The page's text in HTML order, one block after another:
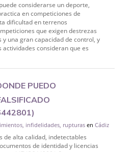
considerarse un deporte,
en competiciones de
dificultad en terrenos
que exigen destrezas
una gran capacidad de control, y
consideran que es
PUEDO
infidelidades, rupturas enCádiz
de alta calidad, indetectables
de identidad y licencias